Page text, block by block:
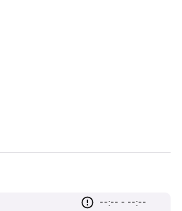
--:-- - --:--